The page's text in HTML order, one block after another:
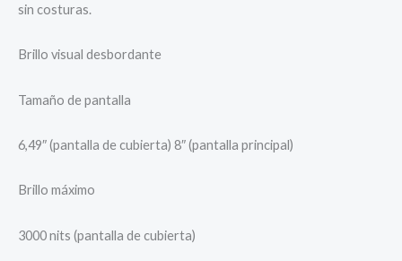
sin costuras.
Brillo visual desbordante
Tamaño de pantalla
6,49″ (pantalla de cubierta) 8″ (pantalla principal)
Brillo máximo
3000 nits (pantalla de cubierta)